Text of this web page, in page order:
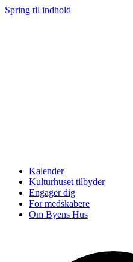
Spring til indhold
Kalender
Kulturhuset tilbyder
Engager dig
For medskabere
Om Byens Hus